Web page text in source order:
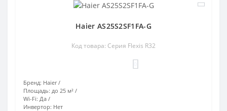
Haier AS25S2SF1FA-G
Код товара: Серия Flexis R32
Бренд: Haier
Площадь: до 25 м²
Wi-Fi: Да
Инвертор: Нет